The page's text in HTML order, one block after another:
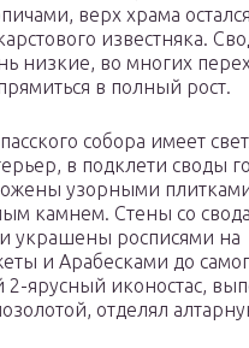
верх храма остался
известняка.
низкие, во многих
в полный рост.
собора имеет
в подклети своды
узорными
камнем. Стены со
украшены росписями на
и Арабесками до
2-ярусный иконостас,
отделял